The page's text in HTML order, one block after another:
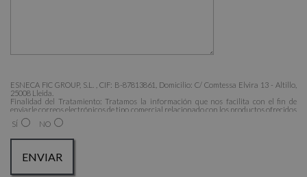
ESNECA FIC GROUP, S.L. , CIF: B-87813861, Domicilio: C/ Comtessa Elvira 13 - Altillo,
25008 Lleida.
Finalidad del Tratamiento: Tratamos la información que nos facilita con el fin de
enviarle correos electrónicos de tipo comercial relacionado con los productos ofrecidos
y otros tipo de productos que fueran de su interés.
Legitimación del tratamiento: Consentimiento del interesado.
la dirección admin@grupoesneca.com.
Desea recibir información comercial (vía telefónica y/o email):
SÍ NO